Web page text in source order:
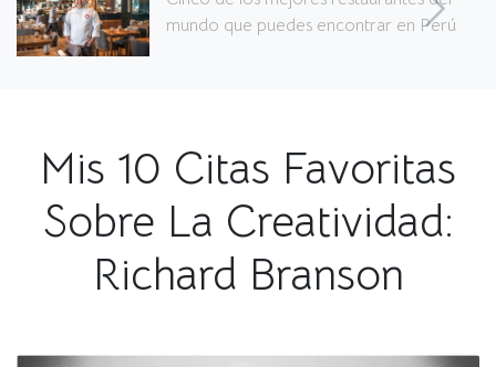
SURREALISMO SEGÚN STARCK
Mis 10 Citas Favoritas
Sobre La Creatividad:
Richard Branson